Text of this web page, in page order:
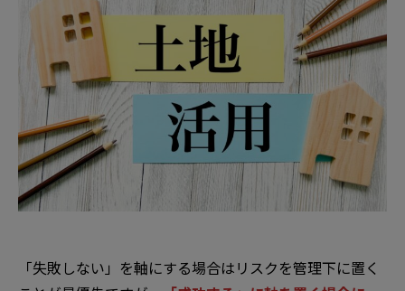
「失敗しない」を軸にする場合はリスクを管理下に置く